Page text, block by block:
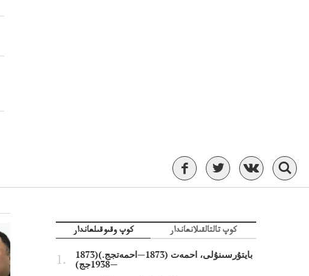
كوپ وقىوقىلعاندار كوپ تالتالقىلانعاندار
بايتۇرسىنۇلى، احمەت (1873—احمەتجج.)(1873
—1938جج)